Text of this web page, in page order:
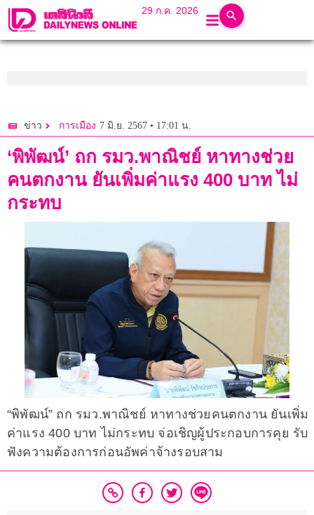
29 ก.ค. 2026
ข่าว การเมือง 7 มิ.ย. 2567 • 17:01 น.
‘พิพัฒน์’ ถก รมว.พาณิชย์ หาทางช่วย
คนตกงาน ยันเพิ่มค่าแรง 400 บาท ไม่
กระทบ
“พิพัฒน์” ถก รมว.พาณิชย์ หาทางช่วยคนตกงาน ยันเพิ่ม
ค่าแรง 400 บาท ไม่กระทบ จ่อเชิญผู้ประกอบการคุย รับ
ฟังความต้องการก่อนอัพค่าจ้างรอบสาม